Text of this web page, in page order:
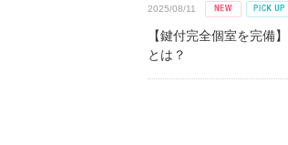
2025/08/11
【鍵付完全個室を完備
とは？